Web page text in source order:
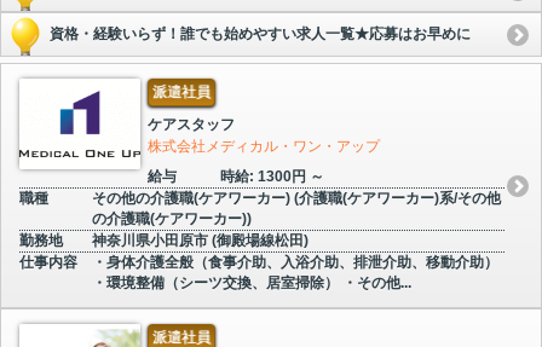
資格・経験いらず！誰でも始めやすい求人一覧★応募はお早めに
派遣社員
ケアスタッフ
株式会社メディカル・ワン・アップ
給与
時給: 1300円 ～
職種
その他の介護職(ケアワーカー) (介護職(ケアワーカー)系/その他
の介護職(ケアワーカー))
勤務地
神奈川県小田原市 (御殿場線松田)
仕事内容
・身体介護全般（食事介助、入浴介助、排泄介助、移動介助）
・環境整備（シーツ交換、居室掃除） ・その他...
派遣社員